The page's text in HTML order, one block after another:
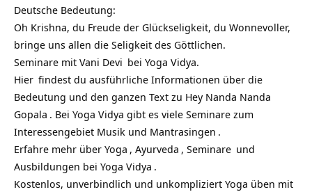
Deutsche Bedeutung:
Oh Krishna, du Freude der Glückseligkeit, du Wonnevoller,
bringe uns allen die Seligkeit des Göttlichen.
Seminare mit Vani Devi bei Yoga Vidya.
Hier findest du ausführliche Informationen über die
Bedeutung und den ganzen Text zu Hey Nanda Nanda
Gopala . Bei Yoga Vidya gibt es viele Seminare zum
Interessengebiet Musik und Mantrasingen .
Erfahre mehr über Yoga , Ayurveda , Seminare und
Ausbildungen bei Yoga Vidya .
Kostenlos, unverbindlich und unkompliziert Yoga üben mit